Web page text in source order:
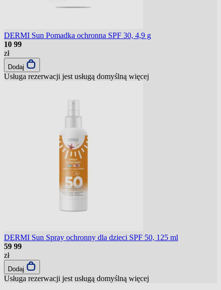
DERMI Sun Pomadka ochronna SPF 30, 4,9 g
10 99
zł
Dodaj
Usługa rezerwacji jest usługą domyślną więcej
DERMI Sun Spray ochronny dla dzieci SPF 50, 125 ml
59 99
zł
Dodaj
Usługa rezerwacji jest usługą domyślną więcej